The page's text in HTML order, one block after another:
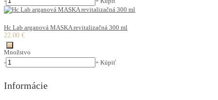
Hc Lab arganová MASKA revitalizačná 300 ml
22.00 €
Množstvo
-
+ Kúpiť
Informácie